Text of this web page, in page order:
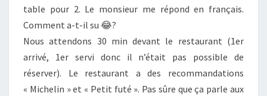
table pour 2. Le monsieur me répond en français.
Comment a-t-il su 😂?
Nous attendons 30 min devant le restaurant (1er
arrivé, 1er servi donc il n’était pas possible de
réserver). Le restaurant a des recommandations
« Michelin » et « Petit futé ». Pas sûre que ça parle aux